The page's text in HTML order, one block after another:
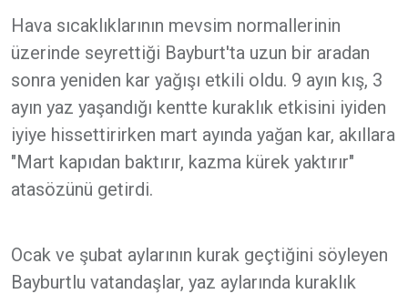
Hava sıcaklıklarının mevsim normallerinin
üzerinde seyrettiği Bayburt'ta uzun bir aradan
sonra yeniden kar yağışı etkili oldu. 9 ayın kış, 3
ayın yaz yaşandığı kentte kuraklık etkisini iyiden
iyiye hissettirirken mart ayında yağan kar, akıllara
"Mart kapıdan baktırır, kazma kürek yaktırır"
atasözünü getirdi.
Ocak ve şubat aylarının kurak geçtiğini söyleyen
Bayburtlu vatandaşlar, yaz aylarında kuraklık